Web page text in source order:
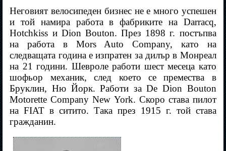
Неговият велосипеден бизнес не е много успешен
и той намира работа в фабриките на Darracq,
Hotchkiss и Dion Bouton. През 1898 г. постъпва
на работа в Mors Auto Company, като на
следващата година е изпратен за дилър в Монреал
на 21 години. Шевроле работи шест месеца като
шофьор механик, след което се премества в
Бруклин, Ню Йорк. Работи за De Dion Bouton
Motorette Company New York. Скоро става пилот
на FIAT в ситито. Така през 1915 г. той става
гражданин.